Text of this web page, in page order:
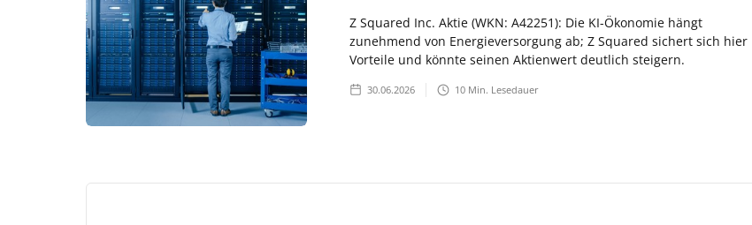
Z Squared Inc. Aktie (WKN: A42251): Die KI-Ökonomie hängt
zunehmend von Energieversorgung ab; Z Squared sichert sich hier
Vorteile und könnte seinen Aktienwert deutlich steigern.
30.06.2026 10 Min. Lesedauer